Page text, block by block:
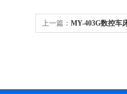
上一篇： MY-403G数控车